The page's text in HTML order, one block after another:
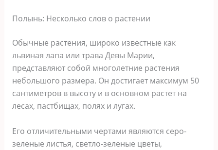
Полынь: Несколько слов о растении
Обычные растения, широко известные как
львиная лапа или трава Девы Марии,
представляют собой многолетние растения
небольшого размера. Он достигает максимум 50
сантиметров в высоту и в основном растет на
лесах, пастбищах, полях и лугах.
Его отличительными чертами являются серо-
зеленые листья, светло-зеленые цветы,